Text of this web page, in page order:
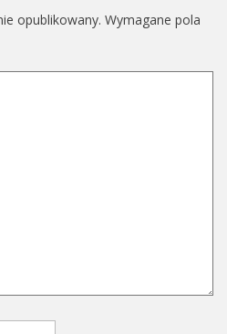
opublikowany. Wymagane pola